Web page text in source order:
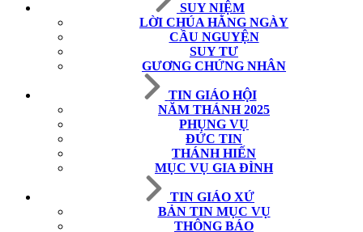
SUY NIỆM
LỜI CHÚA HẰNG NGÀY
CẦU NGUYỆN
SUY TƯ
GƯƠNG CHỨNG NHÂN
TIN GIÁO HỘI
NĂM THÁNH 2025
PHỤNG VỤ
ĐỨC TIN
THÁNH HIẾN
MỤC VỤ GIA ĐÌNH
TIN GIÁO XỨ
BẢN TIN MỤC VỤ
THÔNG BÁO